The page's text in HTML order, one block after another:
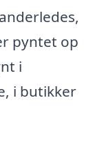
pyntet op
i
i butikker